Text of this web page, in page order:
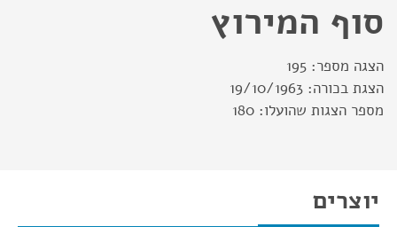
סוף המירוץ
הצגה מספר: 195
הצגת בכורה: 19/10/1963
מספר הצגות שהועלו: 180
יוצרים